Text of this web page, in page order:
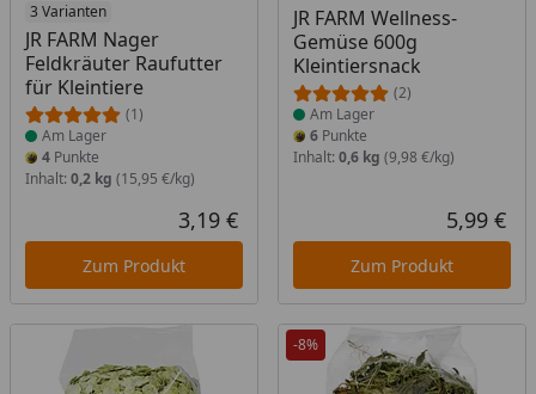
3 Varianten
JR FARM Nager
Feldkräuter Raufutter
für Kleintiere
(1)
Produkt am Lager
Am Lager
4 Punkte
Inhalt: 0,2 kg (15,95 €/kg)
Aktueller Preis
3,19 €
Zum Produkt
JR FARM Wellness-
Gemüse 600g
Kleintiersnack
(2)
Produkt am Lager
Am Lager
6Punkte
Inhalt: 0,6 kg (9,98 €/kg)
5,99 €
Zum Produkt
-8%